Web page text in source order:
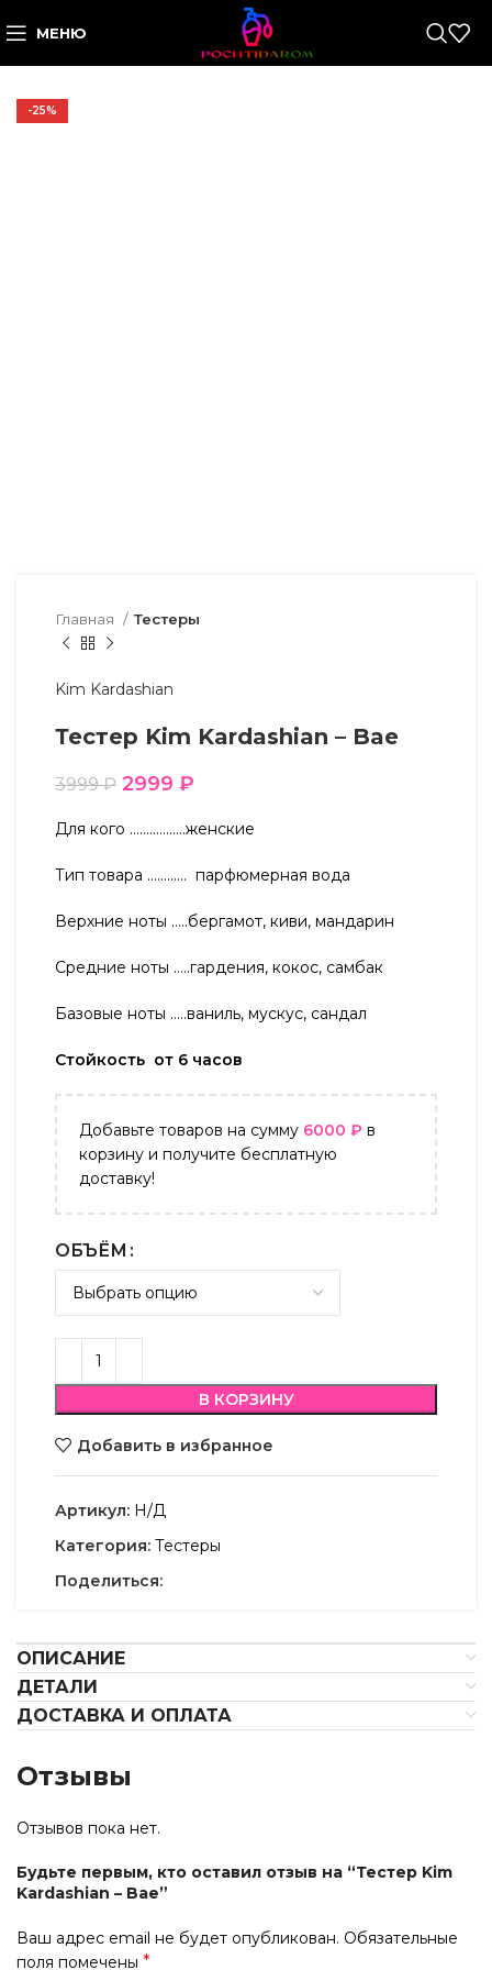
МЕНЮ
-25%
Главная Тестеры
Kim Kardashian
Тестер Kim Kardashian – Bae
3999₽ 2999 ₽
Для кого ……………..женские
Тип товара ………… парфюмерная вода
Верхние ноты …..бергамот, киви, мандарин
Средние ноты …..гардения, кокос, самбак
Базовые ноты …..ваниль, мускус, сандал
Стойкость от 6 часов
Добавьте товаров на сумму 6000 ₽ в
корзину и получите бесплатную
доставку!
ОБЪЁМ
В КОРЗИНУ
Добавить в избранное
Артикул: Н/Д
Категория: Тестеры
Поделиться:
ОПИСАНИЕ
ДЕТАЛИ
ДОСТАВКА И ОПЛАТА
Отзывы
Отзывов пока нет.
Будьте первым, кто оставил отзыв на “Тестер Kim
Kardashian – Bae”
Ваш адрес email не будет опубликован. Обязательные
поля помечены *